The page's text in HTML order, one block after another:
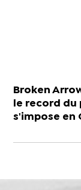
Broken
le record du
s'impose en